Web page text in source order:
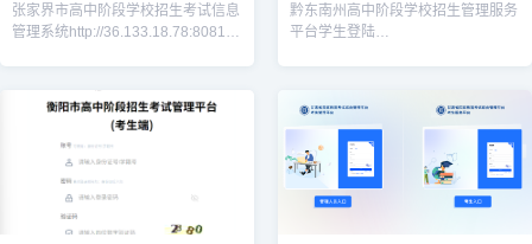
张家界市高中阶段学校招生考试信息
管理系统http://36.133.18.78:8081/
黔东南州高中阶段学校招生管理服务
平台学生登陆